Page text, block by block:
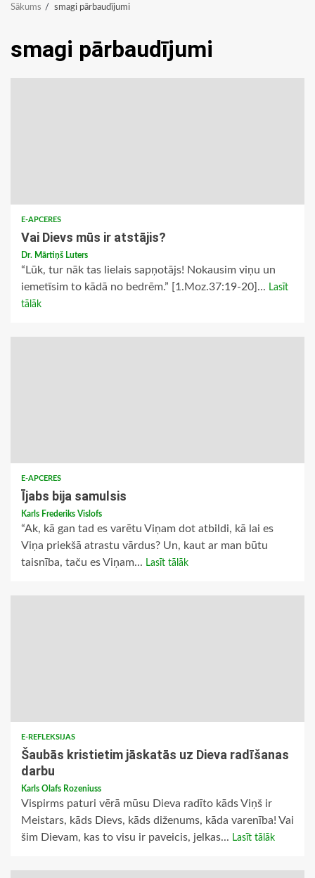
Sākums smagi pārbaudījumi
smagi pārbaudījumi
E-APCERES
Vai Dievs mūs ir atstājis?
Dr. Mārtiņš Luters
“Lūk, tur nāk tas lielais sapņotājs! Nokausim viņu un
iemetīsim to kādā no bedrēm.” [1.Moz.37:19-20]... Lasīt
tālāk
E-APCERES
Ījabs bija samulsis
Karls Frederiks Vislofs
“Ak, kā gan tad es varētu Viņam dot atbildi, kā lai es
Viņa priekšā atrastu vārdus? Un, kaut ar man būtu
taisnība, taču es Viņam... Lasīt tālāk
E-REFLEKSIJAS
Šaubās kristietim jāskatās uz Dieva radīšanas
darbu
Karls Olafs Rozeniuss
Vispirms paturi vērā mūsu Dieva radīto kāds Viņš ir
Meistars, kāds Dievs, kāds diženums, kāda varenība! Vai
šim Dievam, kas to visu ir paveicis, jelkas... Lasīt tālāk